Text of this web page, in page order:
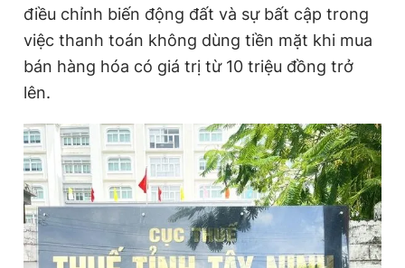
Đặt báo Quảng cáo RSS Tòa soạn Chính sách bảo
Tổng biên tập: Nguyễn Ngọc Toàn
Phó tổng biên tập thường trực: Hải Thành
Phó tổng biên tập: Trần Việt Hưng
Tổng thư ký tòa soạn: Đức Trung
Giấy phép xuất bản số 110/GP - BTTTT cấp ngày 24.3.2020
© 2003-2026 Bản quyền thuộc về Báo Thanh Niên. Cấm sao
chép dưới mọi hình thức nếu không có sự chấp thuận bằng văn
bản. Phát triển bởi ePi Technologies, JSC.
điều chỉnh biến động đất và sự bất cập trong
việc thanh toán không dùng tiền mặt khi mua
bán hàng hóa có giá trị từ 10 triệu đồng trở
lên.